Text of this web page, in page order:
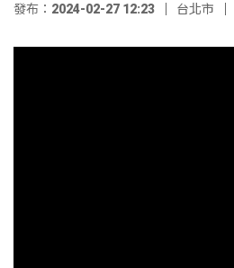
發布：2024-02-27 12:23 台北市